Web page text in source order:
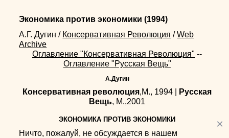
×
Экономика против экономики (1994)
А.Г. Дугин / Консервативная Революция / Web
Archive
Оглавление "Консервативная Революция" --
Оглавление "Русская Вещь"
А.Дугин
Консервативная революция,М., 1994 |
Русская
Вещь, М.,2001
ЭКОНОМИКА ПРОТИВ ЭКОНОМИКИ
Ничто, пожалуй, не обсуждается в нашем